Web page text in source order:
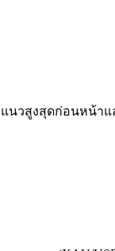
แนวสูงสุดก่อนห